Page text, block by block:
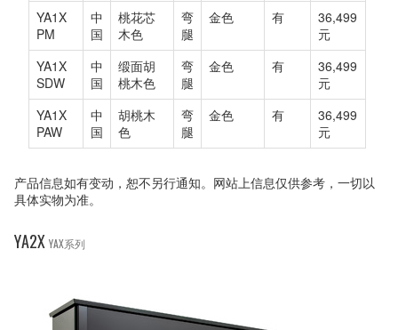
YA1X
PM
中
国
桃花芯
木色
弯
腿
金色 有
36,499
元
YA1X
SDW
中
国
缎面胡
桃木色
弯
腿
金色 有
36,499
元
YA1X
PAW
中
国
胡桃木
色
弯
腿
金色 有
36,499
元
产品信息如有变动，恕不另行通知。网站上信息仅供参考，一切以
具体实物为准。
YA2X YAX系列